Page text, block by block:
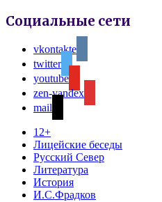
Социальные сети
vkontakte
twitter
youtube
zen-yandex
mail
12+
Лицейские беседы
Русский Север
Литература
История
И.С.Фрадков